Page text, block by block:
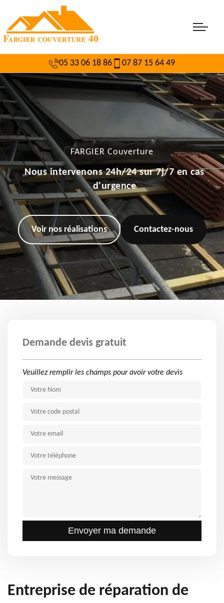
05 33 06 18 86 07 87 15 64 49
FARGIER Couverture
Nous intervenons 24h/24 sur 7j/7 en cas
d'urgence
Voir nos réalisations Contactez-nous
Demande devis gratuit
Veuillez remplir les champs pour avoir votre devis
Entreprise de réparation de